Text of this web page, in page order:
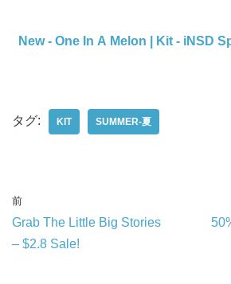
New - One In A Melon | Kit - iNSD
タグ: KIT SUMMER-夏
前
Grab The Little Big Stories
– $2.8 Sale!